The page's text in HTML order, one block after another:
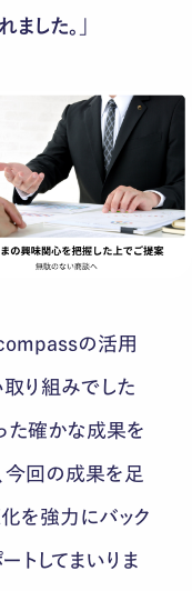
した。 」
の活用
取り組みでした
た確かな成果を
今回の成果を足
を強力にバック
トしてまいりま